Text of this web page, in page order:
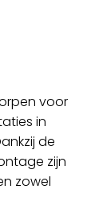
voor
in
de
zijn
zowel